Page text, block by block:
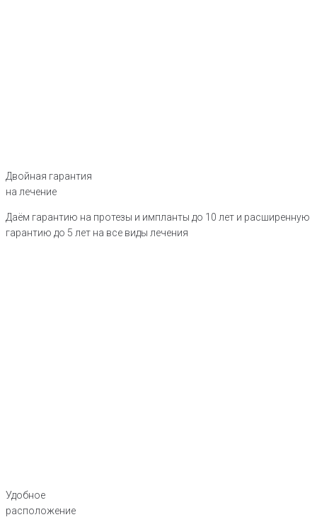
Двойная гарантия
на лечение
Даём гарантию на протезы и импланты до 10 лет и расширенную
гарантию до 5 лет на все виды лечения
Удобное
расположение